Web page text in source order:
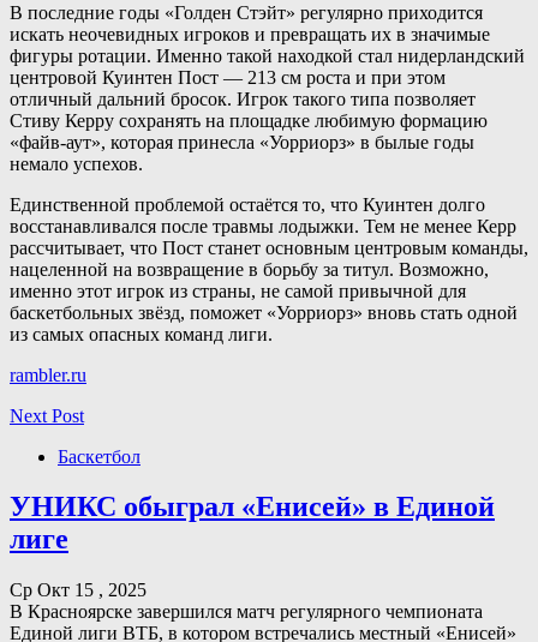
В последние годы «Голден Стэйт» регулярно приходится
искать неочевидных игроков и превращать их в значимые
фигуры ротации. Именно такой находкой стал нидерландский
центровой Куинтен Пост — 213 см роста и при этом
отличный дальний бросок. Игрок такого типа позволяет
Стиву Керру сохранять на площадке любимую формацию
«файв-аут», которая принесла «Уорриорз» в былые годы
немало успехов.
Единственной проблемой остаётся то, что Куинтен долго
восстанавливался после травмы лодыжки. Тем не менее Керр
рассчитывает, что Пост станет основным центровым команды,
нацеленной на возвращение в борьбу за титул. Возможно,
именно этот игрок из страны, не самой привычной для
баскетбольных звёзд, поможет «Уорриорз» вновь стать одной
из самых опасных команд лиги.
rambler.ru
Next Post
Баскетбол
УНИКС обыграл «Енисей» в Единой
лиге
Ср Окт 15 , 2025
В Красноярске завершился матч регулярного чемпионата
Единой лиги ВТБ, в котором встречались местный «Енисей»